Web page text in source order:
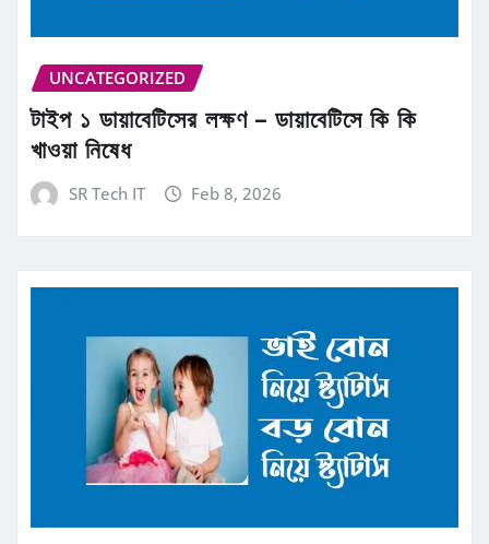
UNCATEGORIZED
টাইপ ১ ডায়াবেটিসের লক্ষণ – ডায়াবেটিসে কি কি
খাওয়া নিষেধ
SR Tech IT Feb 8, 2026